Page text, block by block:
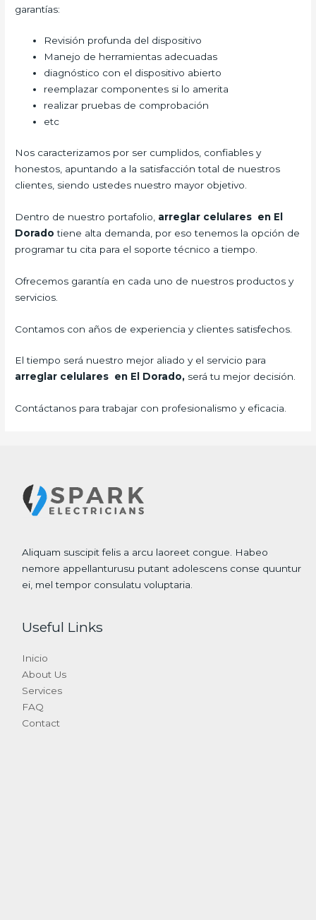
garantías:
Revisión profunda del dispositivo
Manejo de herramientas adecuadas
diagnóstico con el dispositivo abierto
reemplazar componentes si lo amerita
realizar pruebas de comprobación
etc
Nos caracterizamos por ser cumplidos, confiables y
honestos, apuntando a la satisfacción total de nuestros
clientes, siendo ustedes nuestro mayor objetivo.
Dentro de nuestro portafolio, arreglar celulares en El
Dorado tiene alta demanda, por eso tenemos la opción de
programar tu cita para el soporte técnico a tiempo.
Ofrecemos garantía en cada uno de nuestros productos y
servicios.
Contamos con años de experiencia y clientes satisfechos.
El tiempo será nuestro mejor aliado y el servicio para
arreglar celulares en El Dorado, será tu mejor decisión.
Contáctanos para trabajar con profesionalismo y eficacia.
Aliquam suscipit felis a arcu laoreet congue. Habeo
nemore appellanturusu putant adolescens conse quuntur
ei, mel tempor consulatu voluptaria.
Useful Links
Inicio
About Us
Services
FAQ
Contact